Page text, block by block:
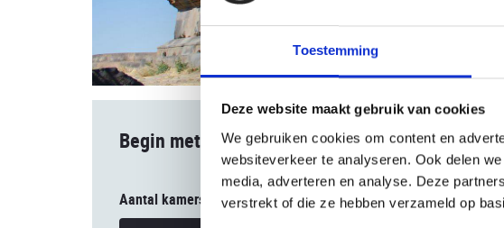
Toestemming
Deze website maakt gebruik van cookies
We gebruiken cookies om content en
websiteverkeer te analyseren. Ook delen
media, adverteren en analyse. Deze
verstrekt of die ze hebben verzameld op
Begin met boeken
Aantal kamers